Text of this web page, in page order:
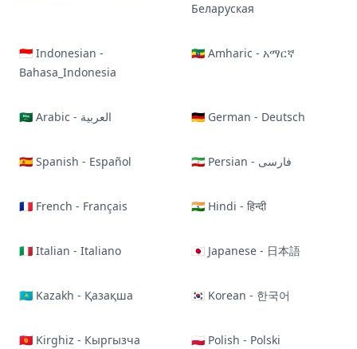
Беларуская
🇮🇩 Indonesian -
Bahasa_Indonesia
🇪🇹 Amharic - አማርኛ
🇸🇦 Arabic - العربية 🇩🇪 German - Deutsch
🇪🇸 Spanish - Español 🇮🇷 Persian - فارسی
🇫🇷 French - Français 🇮🇳 Hindi - हिन्दी
🇮🇹 Italian - Italiano 🇯🇵 Japanese - 日本語
🇰🇿 Kazakh - Қазақша 🇰🇷 Korean - 한국어
🇰🇬 Kirghiz - Кыргызча 🇵🇱 Polish - Polski